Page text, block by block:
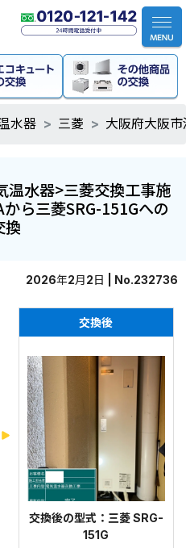
水器 三菱 大阪府大阪
温水器>三菱交換工事施
ら三菱SRG-151Gへの
換
2026年2月2日 | No.232736
交換後
交換後の型式：三菱 SRG-
151G